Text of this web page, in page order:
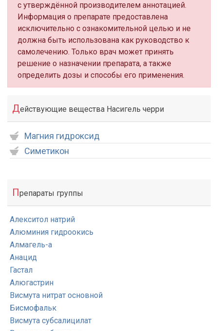
с утверждённой производителем аннотацией.
Информация о препарате предоставлена
исключительно с ознакомительной целью и не
должна быть использована как руководство к
самолечению. Только врач может принять
решение о назначении препарата, а также
определить дозы и способы его применения.
Действующие вещества Насигель черри
Магния гидроксид
Симетикон
Препараты группы
Алекситол натрий
Алюминия гидроокись
Алмагель-а
Анацид
Гастал
Алюгастрин
Висмута нитрат основной
Бисмофальк
Висмута субсалицилат